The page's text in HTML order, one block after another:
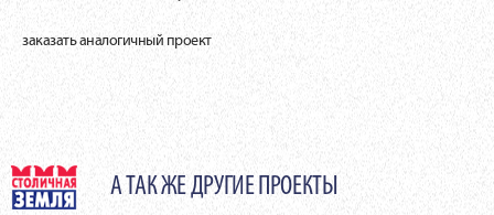
заказать аналогичный проект
А ТАК ЖЕ ДРУГИЕ ПРОЕКТЫ